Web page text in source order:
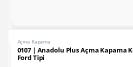
Açma Kapama
0107 | Anadolu Plus Açma Kapama
Ford Tipi